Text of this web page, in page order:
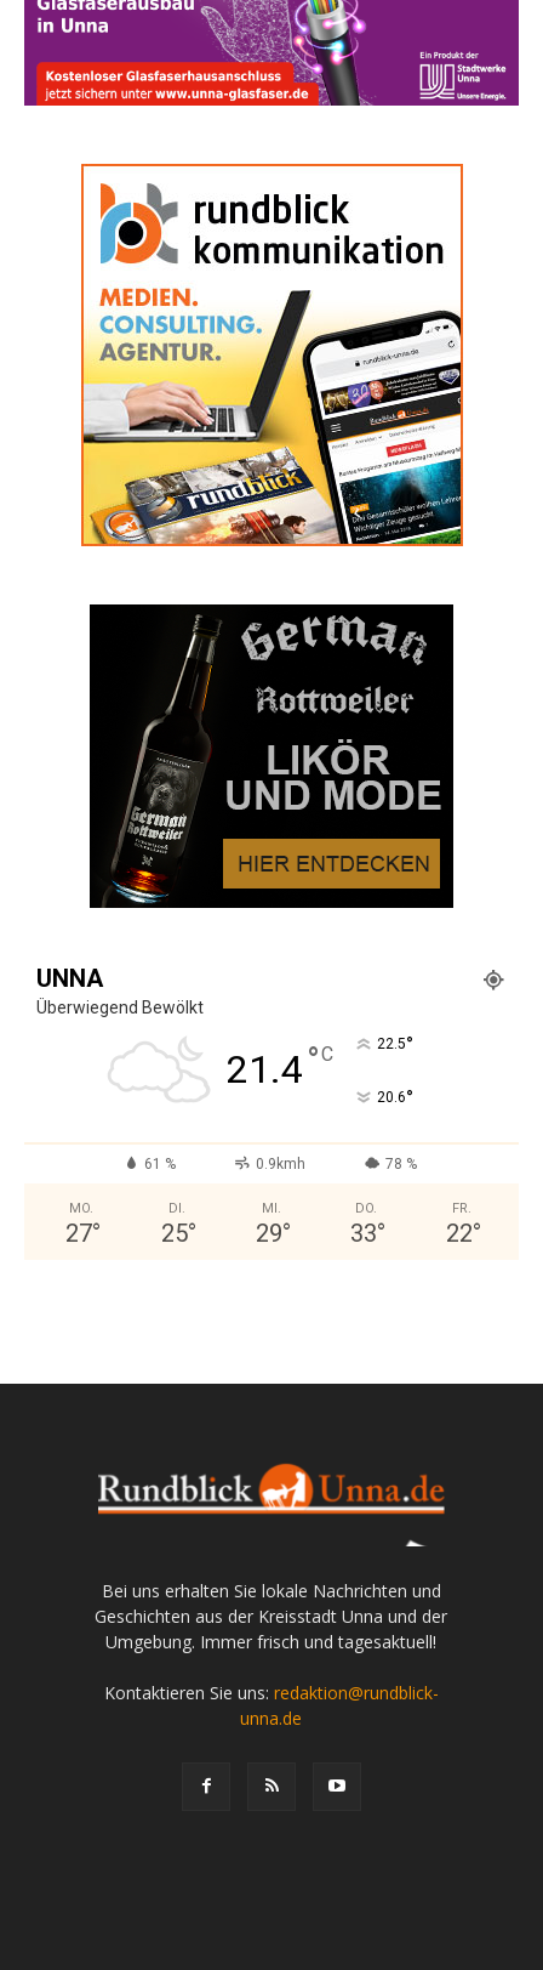
UNNA
Überwiegend Bewölkt
21.4°C 22.5°
20.6°
61 % 0.9kmh 78 %
MO.
27°
DI.
25°
MI.
29°
DO.
33°
FR.
22°
Bei uns erhalten Sie lokale Nachrichten und
Geschichten aus der Kreisstadt Unna und der
Umgebung. Immer frisch und tagesaktuell!
Kontaktieren Sie uns: redaktion@rundblick-
unna.de